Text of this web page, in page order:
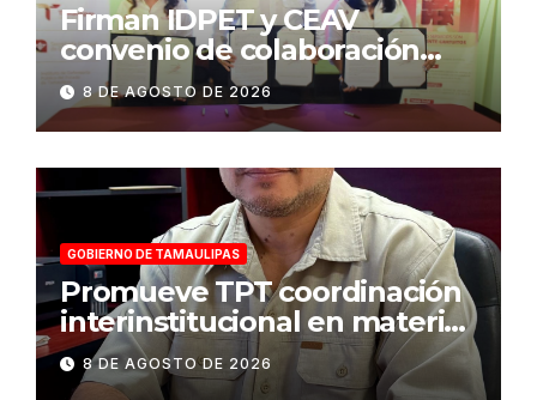
Firman IDPET y CEAV
convenio de colaboración
para fortalecer la atención a
víctimas y la defensa jurídica
en Tamaulipas
8 DE AGOSTO DE 2026
GOBIERNO DE TAMAULIPAS
Promueve TPT coordinación
interinstitucional en materia
de transparencia y acceso a
la información pública
8 DE AGOSTO DE 2026